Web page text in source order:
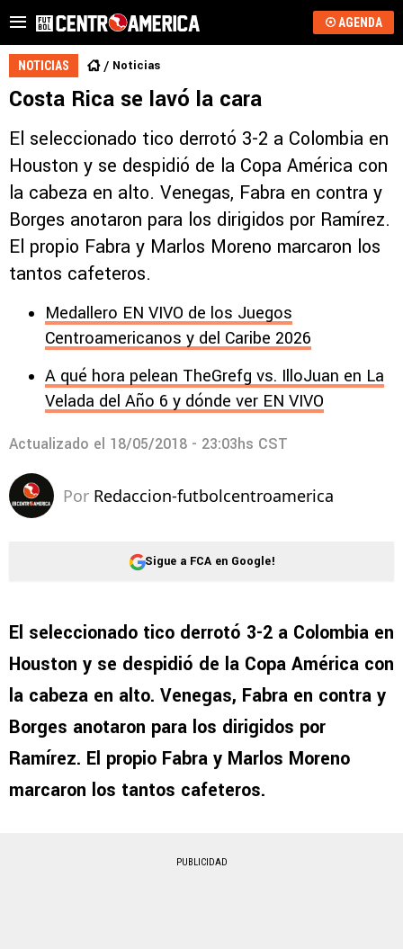
AGENDA
NOTICIAS Noticias
Costa Rica se lavó la cara
El seleccionado tico derrotó 3-2 a Colombia en
Houston y se despidió de la Copa América con
la cabeza en alto. Venegas, Fabra en contra y
Borges anotaron para los dirigidos por Ramírez.
El propio Fabra y Marlos Moreno marcaron los
tantos cafeteros.
Medallero EN VIVO de los Juegos
Centroamericanos y del Caribe 2026
A qué hora pelean TheGrefg vs. IlloJuan en La
Velada del Año 6 y dónde ver EN VIVO
Actualizado el 18/05/2018 - 23:03hs CST
Por Redaccion-futbolcentroamerica
Sigue a FCA en Google!
El seleccionado tico derrotó 3-2 a Colombia en
Houston y se despidió de la Copa América con
la cabeza en alto. Venegas, Fabra en contra y
Borges anotaron para los dirigidos por
Ramírez. El propio Fabra y Marlos Moreno
marcaron los tantos cafeteros.
PUBLICIDAD